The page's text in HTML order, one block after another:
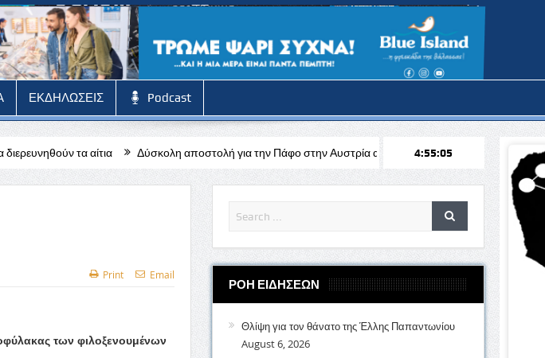
ΕΚΔΗΛΩΣΕΙΣ Podcast
Δύσκολη αποστολή για την Πάφο στην Αυστρία απέναντι στη Σάλτσμπουργκ για το Europa League
4:55:07
Print Email
των φιλοξενουμένων
ΡΟΗ ΕΙΔΗΣΕΩΝ
Θλίψη για τον θάνατο της Έλλης Παπαντωνίου
August 6, 2026